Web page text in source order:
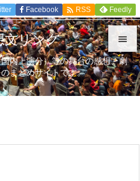


メニュ

Facebook  RSS Feedly
文リンク
内上演分）等の舞台の感想、劇
まとめサイトです。